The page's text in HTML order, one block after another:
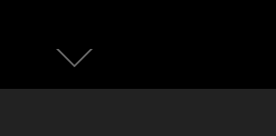
Descendre
au